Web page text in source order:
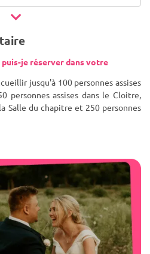
puis-je réserver dans votre
jusqu'à 100 personnes assises
personnes assises dans le Cloitre,
Salle du chapitre et 250 personnes